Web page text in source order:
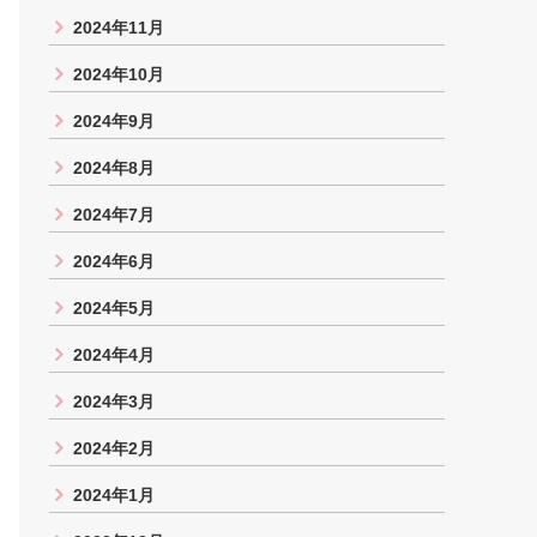
2024年11月
2024年10月
2024年9月
2024年8月
2024年7月
2024年6月
2024年5月
2024年4月
2024年3月
2024年2月
2024年1月